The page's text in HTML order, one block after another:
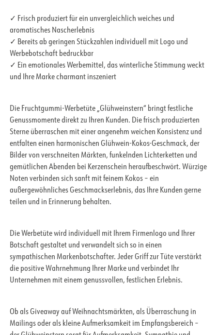
✓ Frisch produziert für ein unvergleichlich weiches und
aromatisches Nascherlebnis
✓ Bereits ab geringen Stückzahlen individuell mit Logo und
Werbebotschaft bedruckbar
✓ Ein emotionales Werbemittel, das winterliche Stimmung weckt
und Ihre Marke charmant inszeniert
Die Fruchtgummi-Werbetüte „Glühweinstern“ bringt festliche
Genussmomente direkt zu Ihren Kunden. Die frisch produzierten
Sterne überraschen mit einer angenehm weichen Konsistenz und
entfalten einen harmonischen Glühwein-Kokos-Geschmack, der
Bilder von verschneiten Märkten, funkelnden Lichterketten und
gemütlichen Abenden bei Kerzenschein heraufbeschwört. Würzige
Noten verbinden sich sanft mit feinem Kokos – ein
außergewöhnliches Geschmackserlebnis, das Ihre Kunden gerne
teilen und in Erinnerung behalten.
Die Werbetüte wird individuell mit Ihrem Firmenlogo und Ihrer
Botschaft gestaltet und verwandelt sich so in einen
sympathischen Markenbotschafter. Jeder Griff zur Tüte verstärkt
die positive Wahrnehmung Ihrer Marke und verbindet Ihr
Unternehmen mit einem genussvollen, festlichen Erlebnis.
Ob als Giveaway auf Weihnachtsmärkten, als Überraschung in
Mailings oder als kleine Aufmerksamkeit im Empfangsbereich –